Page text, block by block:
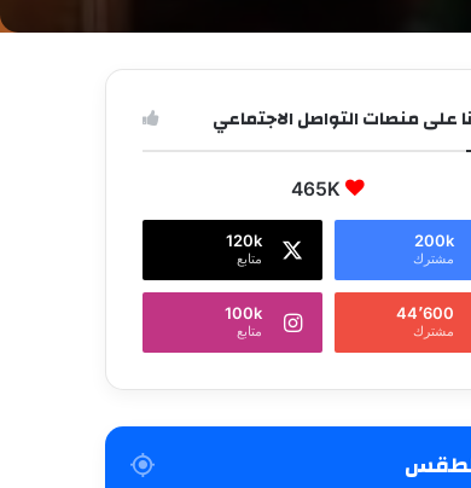
على منصات التواصل الاجتماعي
465K
200k
مشترك
120k
متابع
44٬600
مشترك
100k
متابع